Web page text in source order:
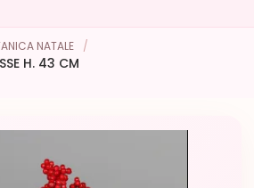
NATALE /
H. 43 CM